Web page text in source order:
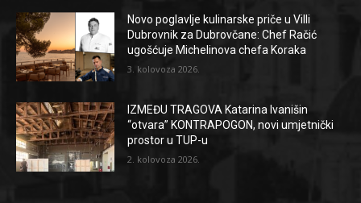
Novo poglavlje kulinarske priče u Villi
Dubrovnik za Dubrovčane: Chef Račić
ugošćuje Michelinova chefa Koraka
3. kolovoza 2026.
IZMEĐU TRAGOVA Katarina Ivanišin
“otvara” KONTRAPOGON, novi umjetnički
prostor u TUP-u
2. kolovoza 2026.